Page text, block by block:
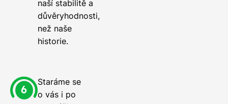
naší stabilitě a
důvěryhodnosti,
než naše
historie.
Staráme se
o vás i po